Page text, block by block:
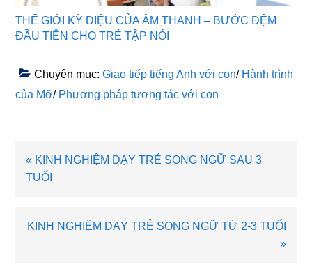
THẾ GIỚI KỲ DIỆU CỦA ÂM THANH – BƯỚC ĐỆM
ĐẦU TIÊN CHO TRẺ TẬP NÓI
Chuyên mục:Giao tiếp tiếng Anh với con/ Hành trình
của Mỡ/ Phương pháp tương tác với con
Bài
viết
« KINH NGHIỆM DẠY TRẺ SONG NGỮ SAU 3
TUỔI
Bài
KINH NGHIỆM DẠY TRẺ SONG NGỮ TỪ 2-3 TUỔI
»